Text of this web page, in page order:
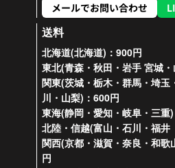
メールでお問い合わせ
送料
北海道(北海道)：900円
東北(青森・秋田・岩手 宮城
関東(茨城・栃木・群馬・埼玉
川・山梨)：600円
東海(静岡・愛知・岐阜・三重
北陸・信越(富山・石川・福
関西(京都・滋賀・奈良・和歌
円